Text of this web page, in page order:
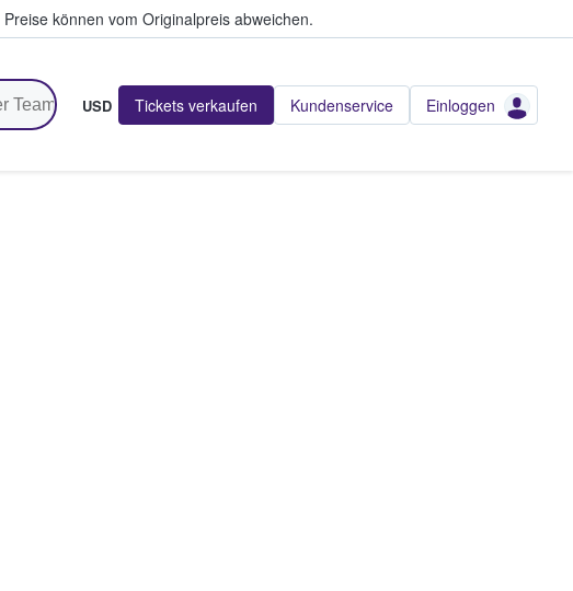
Preise können vom Originalpreis abweichen.
USD Tickets verkaufen Kundenservice Einloggen